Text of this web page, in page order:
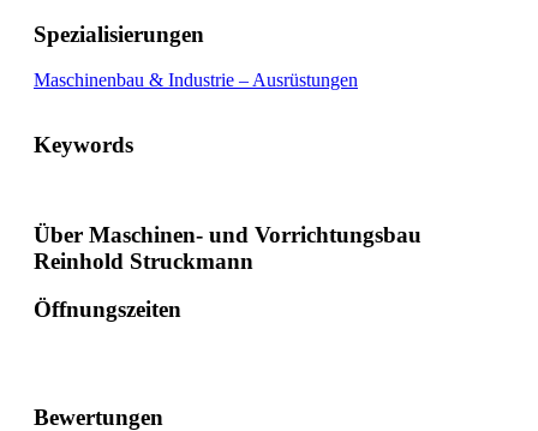
Spezialisierungen
Maschinenbau & Industrie – Ausrüstungen
Keywords
Über Maschinen- und Vorrichtungsbau
Reinhold Struckmann
Öffnungszeiten
Bewertungen